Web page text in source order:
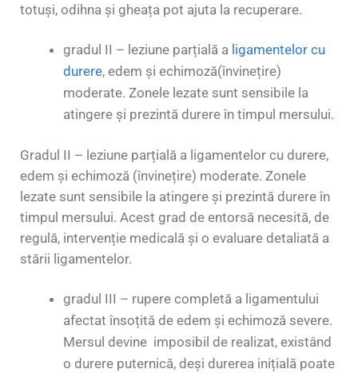
totuși, odihna și gheața pot ajuta la recuperare.
gradul II – leziune parțială a ligamentelor cu
durere, edem și echimoză(învinețire)
moderate. Zonele lezate sunt sensibile la
atingere și prezintă durere în timpul mersului.
Gradul II – leziune parțială a ligamentelor cu durere,
edem și echimoză (învinețire) moderate. Zonele
lezate sunt sensibile la atingere și prezintă durere în
timpul mersului. Acest grad de entorsă necesită, de
regulă, intervenție medicală și o evaluare detaliată a
stării ligamentelor.
gradul III – rupere completă a ligamentului
afectat însoțită de edem și echimoză severe.
Mersul devine imposibil de realizat, existând
o durere puternică, deși durerea inițială poate